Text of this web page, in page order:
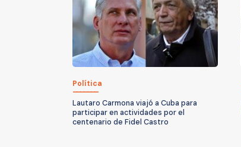
Política
Lautaro Carmona viajó a Cuba para
participar en actividades por el
centenario de Fidel Castro